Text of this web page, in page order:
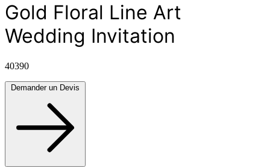
Gold Floral Line Art
Wedding Invitation
40390